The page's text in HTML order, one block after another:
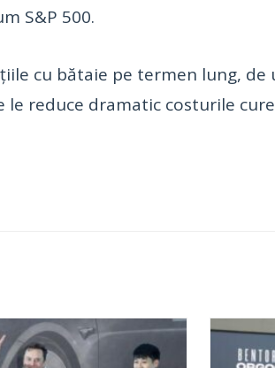
S&P 500.
cu bătaie pe termen lung, de
reduce dramatic costurile